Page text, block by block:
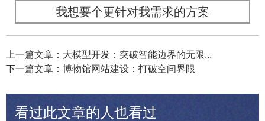
我想要个更针对我需求的方案
上一篇文章：大模型开发：突破智能边界的无限...
下一篇文章：博物馆网站建设：打破空间界限
看过此文章的人也看过